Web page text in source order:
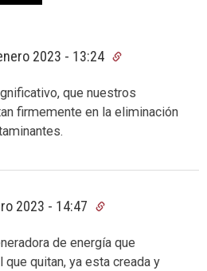
2023 - 13:24
que nuestros
firmemente en la eliminación
2023 - 14:47
de energía que
quitan, ya esta creada y